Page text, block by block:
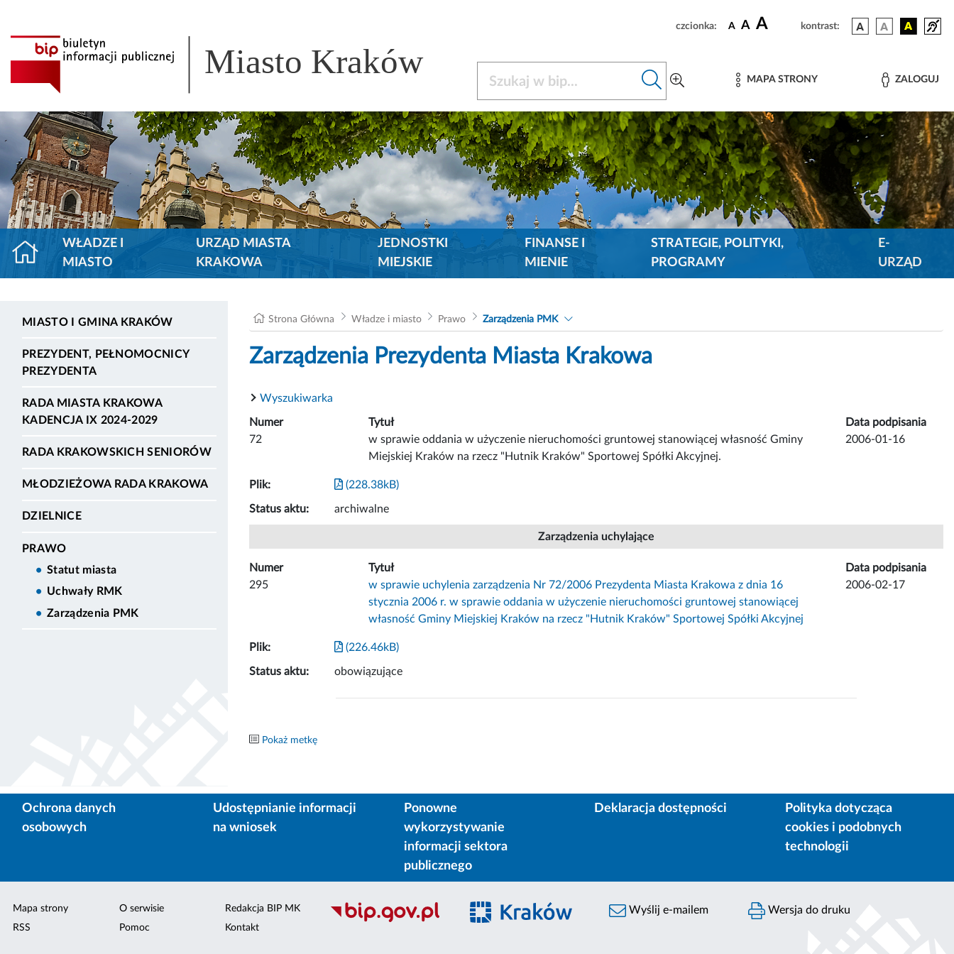
czcionka: A A A kontrast:
Miasto Kraków MAPA STRONY ZALOGUJ
WŁADZE I
MIASTO
URZĄD MIASTA
KRAKOWA
JEDNOSTKI
MIEJSKIE
FINANSE I
MIENIE
STRATEGIE, POLITYKI,
PROGRAMY
E-
URZĄD
MIASTO I GMINA KRAKÓW
PREZYDENT, PEŁNOMOCNICY
PREZYDENTA
RADA MIASTA KRAKOWA
KADENCJA IX 2024-2029
RADA KRAKOWSKICH SENIORÓW
MŁODZIEŻOWA RADA KRAKOWA
DZIELNICE
PRAWO
Statut miasta
Uchwały RMK
Zarządzenia PMK
Strona Główna Władze i miasto Prawo Zarządzenia PMK
Zarządzenia Prezydenta Miasta Krakowa
Wyszukiwarka
Numer Tytuł
Data podpisania
72
w sprawie oddania w użyczenie nieruchomości gruntowej stanowiącej własność Gminy
Miejskiej Kraków na rzecz "Hutnik Kraków" Sportowej Spółki Akcyjnej.
2006-01-16
Plik: (228.38kB)
Status aktu: archiwalne
Zarządzenia uchylające
Numer Tytuł
Data podpisania
295
w sprawie uchylenia zarządzenia Nr 72/2006 Prezydenta Miasta Krakowa z dnia 16
stycznia 2006 r. w sprawie oddania w użyczenie nieruchomości gruntowej stanowiącej
własność Gminy Miejskiej Kraków na rzecz "Hutnik Kraków" Sportowej Spółki Akcyjnej
2006-02-17
Plik: (226.46kB)
Status aktu: obowiązujące
Pokaż metkę
Ochrona danych
osobowych
Udostępnianie informacji
na wniosek
Ponowne
wykorzystywanie
informacji sektora
publicznego
Deklaracja dostępności
Polityka dotycząca
cookies i podobnych
technologii
Mapa strony
RSS
O serwisie
Pomoc
Redakcja BIP MK
Kontakt
Wyślij e-mailem Wersja do druku